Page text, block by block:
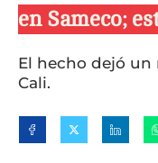
en Sameco;
El hecho dejó
Cali.